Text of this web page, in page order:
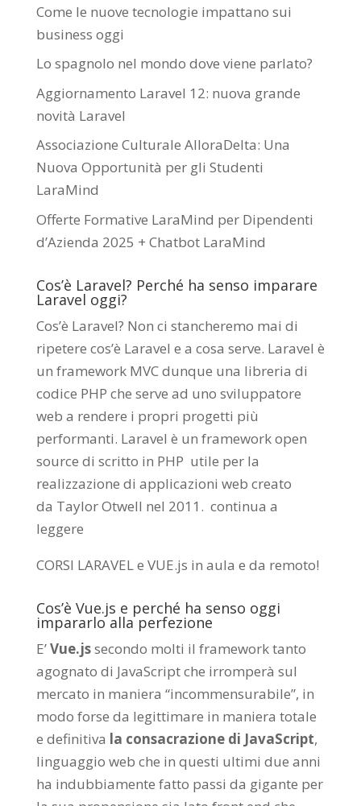
Come le nuove tecnologie impattano sui
business oggi
Lo spagnolo nel mondo dove viene parlato?
Aggiornamento Laravel 12: nuova grande
novità Laravel
Associazione Culturale AlloraDelta: Una
Nuova Opportunità per gli Studenti
LaraMind
Offerte Formative LaraMind per Dipendenti
d’Azienda 2025 + Chatbot LaraMind
Cos’è Laravel? Perché ha senso imparare
Laravel oggi?
Cos’è Laravel? Non ci stancheremo mai di
ripetere cos’è Laravel e a cosa serve. Laravel è
un framework MVC dunque una libreria di
codice PHP che serve ad uno sviluppatore
web a rendere i propri progetti più
performanti. Laravel è un framework open
source di scritto in PHP utile per la
realizzazione di applicazioni web creato
da Taylor Otwell nel 2011. continua a
leggere
CORSI LARAVEL e VUE.js in aula e da remoto!
Cos’è Vue.js e perché ha senso oggi
impararlo alla perfezione
E’Vue.jssecondo molti il framework tanto
agognato di JavaScript che irromperà sul
mercato in maniera “incommensurabile”, in
modo forse da legittimare in maniera totale
e definitiva la consacrazione di JavaScript,
linguaggio web che in questi ultimi due anni
ha indubbiamente fatto passi da gigante per